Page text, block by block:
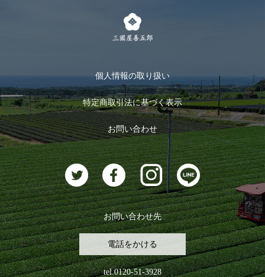
お茶のギフト
おすすめのお茶
お茶に合うスイーツ
ログイン
ログアウト
個人情報の取り扱い
特定商取引法に基づく表示
お問い合わせ
お問い合わせ先
電話をかける
tel.0120-51-3928